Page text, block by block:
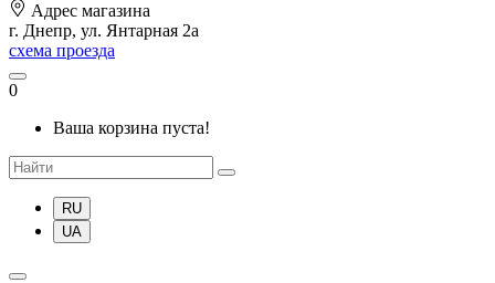
Адрес магазина
г. Днепр, ул. Янтарная 2а
схема проезда
0
Ваша корзина пуста!
RU
UA